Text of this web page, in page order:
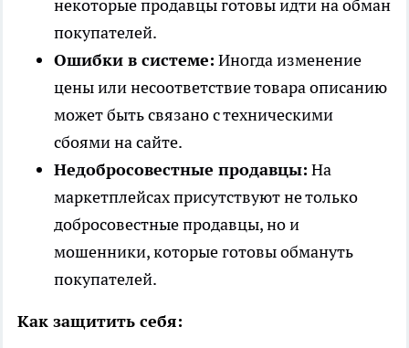
некоторые продавцы готовы идти на обман
покупателей.
Ошибки в системе: Иногда изменение
цены или несоответствие товара описанию
может быть связано с техническими
сбоями на сайте.
Недобросовестные продавцы: На
маркетплейсах присутствуют не только
добросовестные продавцы, но и
мошенники, которые готовы обмануть
покупателей.
Как защитить себя: